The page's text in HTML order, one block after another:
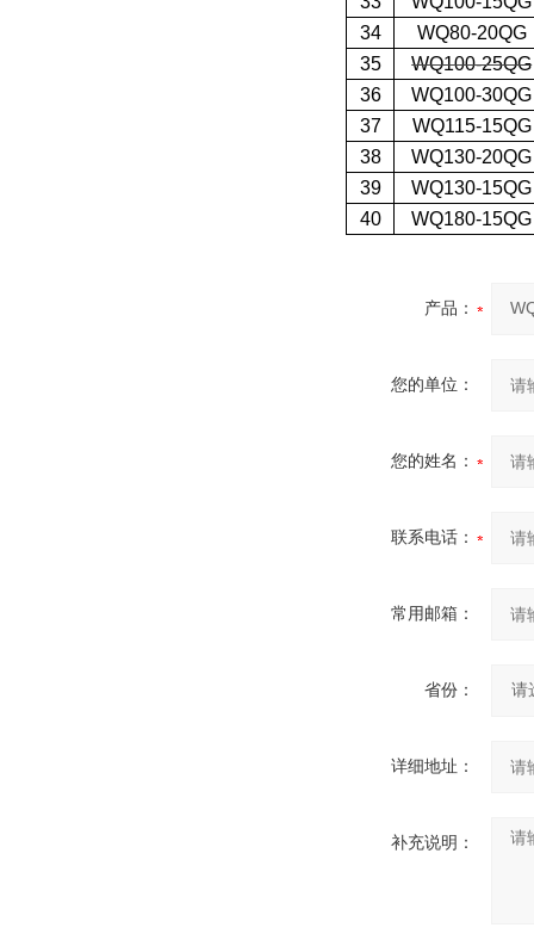
34
WQ80-20QG
35
WQ100-25QG
36
WQ100-30QG
37
WQ115-15QG
38
WQ130-20QG
39
WQ130-15QG
40
WQ180-15QG
产品：
您的单位：
您的姓名：
联系电话：
常用邮箱：
省份：
详细地址：
补充说明：